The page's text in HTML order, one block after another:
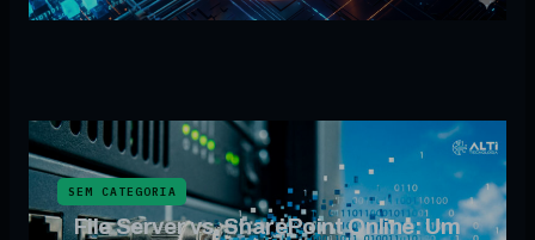
SEM CATEGORIA
File Server vs. SharePoint Online: Um